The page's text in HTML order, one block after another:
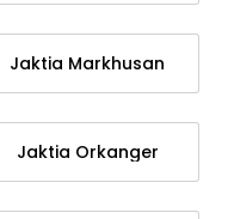
Jaktia Markhusan
Jaktia Orkanger